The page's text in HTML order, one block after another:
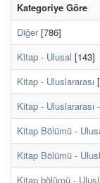
Kategoriye Göre
Diğer[786]
Kitap - Ulusal [143]
Kitap - Uluslararası
Kitap - Uluslararası
Kitap Bölümü -
Kitap Bölümü -
Kitap bölümü -